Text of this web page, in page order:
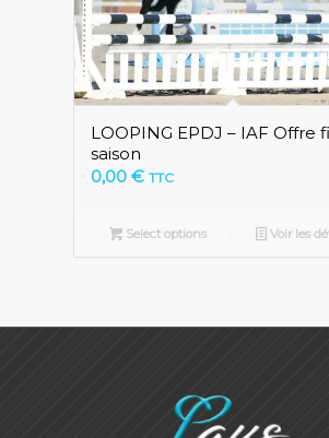
LOOPING EPDJ – IAF Offre
saison
0,00 € TTC
Select options Voir les